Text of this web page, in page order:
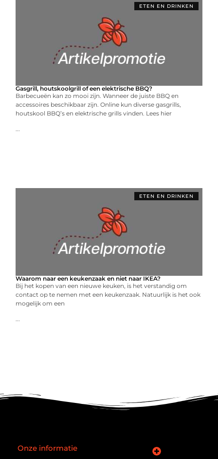
ETEN EN DRINKEN
Gasgrill, houtskoolgrill of een elektrische BBQ?
Barbecueën kan zo mooi zijn. Wanneer de juiste BBQ en
accessoires beschikbaar zijn. Online kun diverse gasgrills,
houtskool BBQ’s en elektrische grills vinden. Lees hier
...
ETEN EN DRINKEN
Waarom naar een keukenzaak en niet naar IKEA?
Bij het kopen van een nieuwe keuken, is het verstandig om
contact op te nemen met een keukenzaak. Natuurlijk is het ook
mogelijk om een
...
Onze informatie